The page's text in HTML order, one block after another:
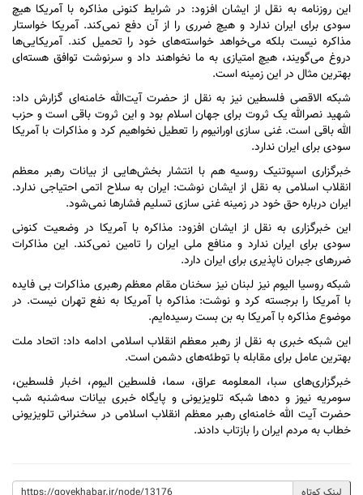
این روزنامه به نقل از ایشان افزود: در شرایط کنونی مذاکره با آمریکا هیچ
سودی برای ایران ندارد و هیچ ضرری را از آن دفع نمی‌کند. آمریکا خواستار
مذاکره نیست بلکه می‌خواهد خواسته‌های خود را تحمیل کند. آمریکایی‌ها
دروغ می‌گویند، هیچ امتیازی به ما نخواهند داد و سرنوشت توافق هسته‌ای
بهترین مثال در این زمینه است.
شبکه الاقصی فلسطین نیز به نقل از حضرت آیت‌الله خامنه‌ای گزارش داد:
شهید نصرالله یک ثروت برای جهان اسلام بود و این ثروت باقی است و حزب
الله باقی است. غنی سازی اورانیوم را تعطیل نخواهیم کرد و مذاکرات با آمریکا
سودی برای ایران ندارد.
خبرگزاری اسپوتنیک روسیه هم با انتشار بخش‌هایی از بیانات رهبر معظم
انقلاب اسلامی به نقل از ایشان نوشت: ایران به سلاح اتمی احتیاجی ندارد.
ایران درباره حق خود در زمینه غنی سازی تسلیم فشار‌ها نمی‌شود.
این خبرگزاری به نقل از ایشان افزود: مذاکره با آمریکا در وضعیت کنونی
سودی برای ایران ندارد و منافع ملی ایران را تامین نمی‌کند. این مذاکرات
ضرر‌های جبران ناپذیری برای ایران دارد.
شبکه روسیا الیوم نیز لبنان نیز سخنان مقام معظم رهبری مذاکرات بی فایده
با آمریکا را برجسته کرد و نوشت: مذاکره با آمریکا به نفع تهران نیست. در
موضوع مذاکره با آمریکا به بن بست رسیده‌ایم.
این شبکه خبری به نقل از رهبر معظم انقلاب اسلامی ادامه داد: اتحاد ملت
بهترین عامل برای مقابله با توطئه‌های دشمن است.
خبرگزاری‌های سبا، المعلومه عراق، سما، فلسطین الیوم، اخبار فلسطین،
سومریه نیوز و ده‌ها شبکه تلویزیونی و پایگاه خبری بیانات سه‌شنبه شب
حضرت آیت الله خامنه‌ای رهبر معظم انقلاب اسلامی در سخنرانی تلویزیونی
خطاب به مردم ایران را بازتاب دادند.